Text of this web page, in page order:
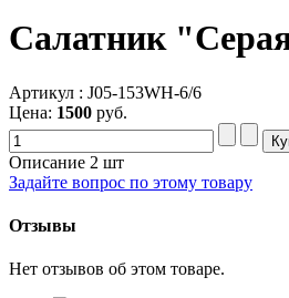
Салатник
Артикул : J05-153WH-6/6
Цена: 1500 руб.
Описание 2 шт
Задайте вопрос по этому товару
Отзывы
Нет отзывов об этом товаре.